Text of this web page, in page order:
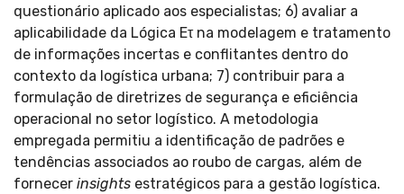
questionário aplicado aos especialistas; 6) avaliar a
aplicabilidade da Lógica Eτ na modelagem e tratamento
de informações incertas e conflitantes dentro do
contexto da logística urbana; 7) contribuir para a
formulação de diretrizes de segurança e eficiência
operacional no setor logístico. A metodologia
empregada permitiu a identificação de padrões e
tendências associados ao roubo de cargas, além de
fornecer insights estratégicos para a gestão logística.